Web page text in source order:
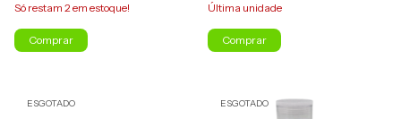
Só restam 2em estoque!
Comprar
Última unidade
Comprar
ESGOTADO ESGOTADO